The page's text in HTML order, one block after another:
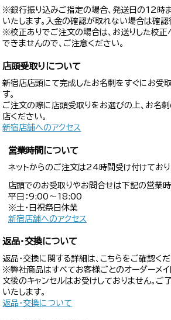
※銀行振り込みご指定の場合、発送日の12時
いたします。入金の確認が取れない場合は確認
※校正ありでご注文の場合は、お送りした校
できませんので、ご注意ください。
店頭受取りについて
新宿店店頭にて完成したお名刺をすぐにお受
す。
ご注文の際に店頭受取りをお選びの上、お名
店ください。
新宿店舗へのアクセス
営業時間について
ネットからのご注文は24時間受け付けており
店頭でのお受取りやお問合せは下記の営業時
平日：9:00〜18:00
※土・日祝祭日休業
新宿店舗へのアクセス
返品・交換について
返品・交換に関する詳細は、こちらをご確認くだ
※弊社商品はすべてお客様ごとのオーダーメイ
文後のキャンセルはお受けしておりません。ご
いたします。
返品・交換について